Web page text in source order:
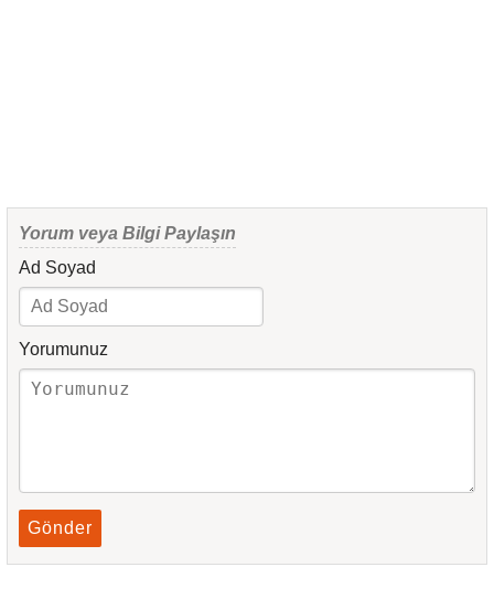
Yorum veya Bilgi Paylaşın
Ad Soyad
Yorumunuz
Gönder